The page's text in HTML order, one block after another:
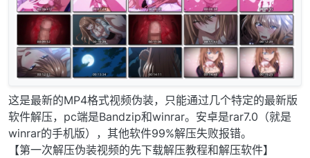
这是最新的MP4格式视频伪装，只能通过几个特定的最新版
软件解压，pc端是Bandzip和winrar。安卓是rar7.0（就是
winrar的手机版），其他软件99%解压失败报错。
【第一次解压伪装视频的先下载解压教程和解压软件】